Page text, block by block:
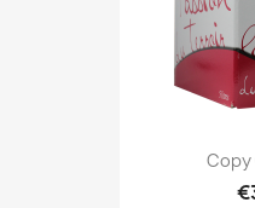
Copy